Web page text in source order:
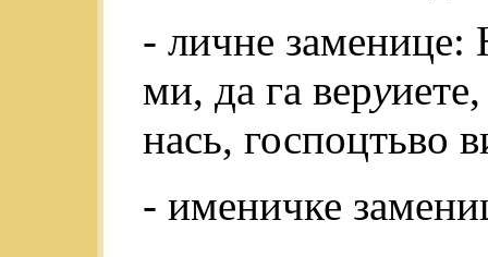
- личне
ми, да га веру
нась, госпоцтьво
- именичке